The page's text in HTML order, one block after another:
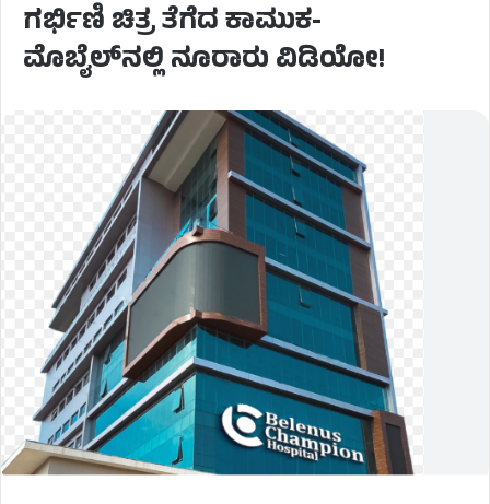
ಗರ್ಭಿಣಿ ಚಿತ್ರ ತೆಗೆದ ಕಾಮುಕ-
ಮೊಬೈಲ್‌ನಲ್ಲಿ ನೂರಾರು ವಿಡಿಯೋ!